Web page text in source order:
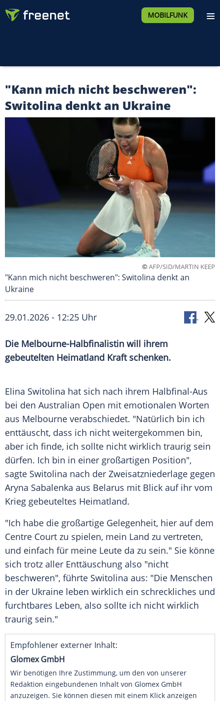
MOBILFUNK
"Kann mich nicht beschweren":
Switolina denkt an Ukraine
©AFP/SID/MARTIN KEEP
"Kann mich nicht beschweren": Switolina denkt an
Ukraine
29.01.2026 - 12:25 Uhr
Die Melbourne-Halbfinalistin will ihrem
gebeutelten Heimatland Kraft schenken.
Elina Switolina hat sich nach ihrem Halbfinal-Aus
bei den Australian Open mit emotionalen Worten
aus Melbourne verabschiedet. "Natürlich bin ich
enttäuscht, dass ich nicht weitergekommen bin,
aber ich finde, ich sollte nicht wirklich traurig sein
dürfen. Ich bin in einer großartigen Position",
sagte Switolina nach der Zweisatzniederlage gegen
Aryna Sabalenka aus Belarus mit Blick auf ihr vom
Krieg gebeuteltes Heimatland.
"Ich habe die großartige Gelegenheit, hier auf dem
Centre Court zu spielen, mein Land zu vertreten,
und einfach für meine Leute da zu sein." Sie könne
sich trotz aller Enttäuschung also "nicht
beschweren", führte Switolina aus: "Die Menschen
in der Ukraine leben wirklich ein schreckliches und
furchtbares Leben, also sollte ich nicht wirklich
traurig sein."
Empfohlener externer Inhalt:
Glomex GmbH
Wir benötigen Ihre Zustimmung, um den von unserer
Redaktion eingebundenen Inhalt von Glomex GmbH
anzuzeigen. Sie können diesen mit einem Klick anzeigen